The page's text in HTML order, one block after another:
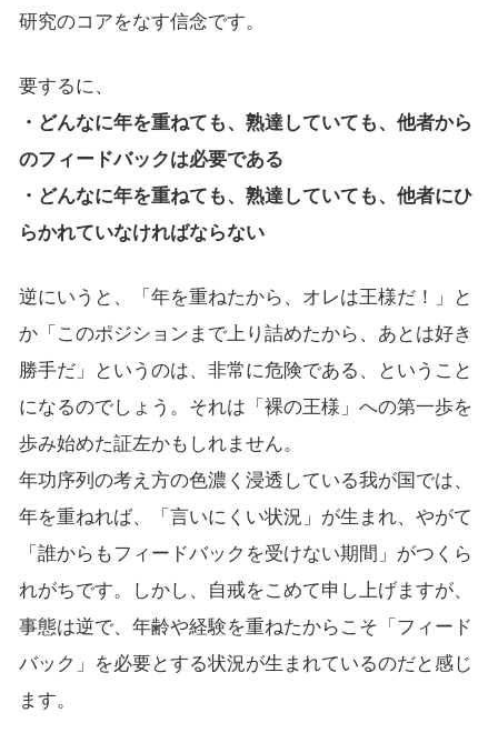
研究のコアをなす信念です。
要するに、
・どんなに年を重ねても、熟達していても、他者から
のフィードバックは必要である
・どんなに年を重ねても、熟達していても、他者にひ
らかれていなければならない
逆にいうと、「年を重ねたから、オレは王様だ！」と
か「このポジションまで上り詰めたから、あとは好き
勝手だ」というのは、非常に危険である、ということ
になるのでしょう。それは「裸の王様」への第一歩を
歩み始めた証左かもしれません。
年功序列の考え方の色濃く浸透している我が国では、
年を重ねれば、「言いにくい状況」が生まれ、やがて
「誰からもフィードバックを受けない期間」がつくら
れがちです。しかし、自戒をこめて申し上げますが、
事態は逆で、年齢や経験を重ねたからこそ「フィード
バック」を必要とする状況が生まれているのだと感じ
ます。